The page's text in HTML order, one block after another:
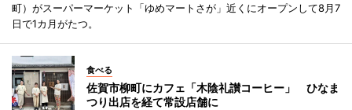
町）がスーパーマーケット「ゆめマートさが」近くにオープンして8月7
日で1カ月がたつ。
食べる
佐賀市柳町にカフェ「木陰礼讃コーヒー」 ひなま
つり出店を経て常設店舗に